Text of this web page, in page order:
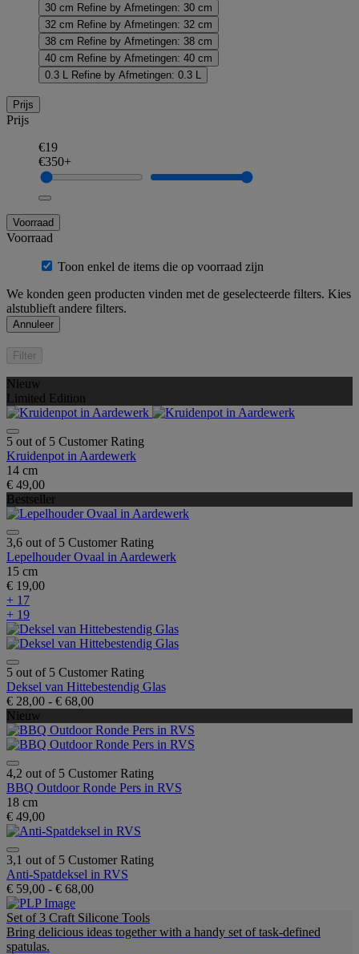
30 cm Refine by Afmetingen: 30 cm
32 cm Refine by Afmetingen: 32 cm
38 cm Refine by Afmetingen: 38 cm
40 cm Refine by Afmetingen: 40 cm
0.3 L
Refine by Afmetingen: 0.3 L
Prijs
Prijs
€19
€350+
Voorraad
Voorraad
Toon enkel de items die op voorraad zijn
We konden geen producten vinden met de geselecteerde filters. Kies
alstublieft andere filters.
Annuleer
Filter
Nieuw
Limited Edition
5 out of 5 Customer Rating
Kruidenpot in Aardewerk
14 cm
€ 49,00
Bestseller
3,6 out of 5 Customer Rating
Lepelhouder Ovaal in Aardewerk
15 cm
€ 19,00
+ 17
+ 19
5 out of 5 Customer Rating
Deksel van Hittebestendig Glas
€ 28,00 - € 68,00
Nieuw
4,2 out of 5 Customer Rating
BBQ Outdoor Ronde Pers in RVS
18 cm
€ 49,00
3,1 out of 5 Customer Rating
Anti-Spatdeksel in RVS
€ 59,00 - € 68,00
Set of 3 Craft Silicone Tools
Bring delicious ideas together with a handy set of task-defined
spatulas.